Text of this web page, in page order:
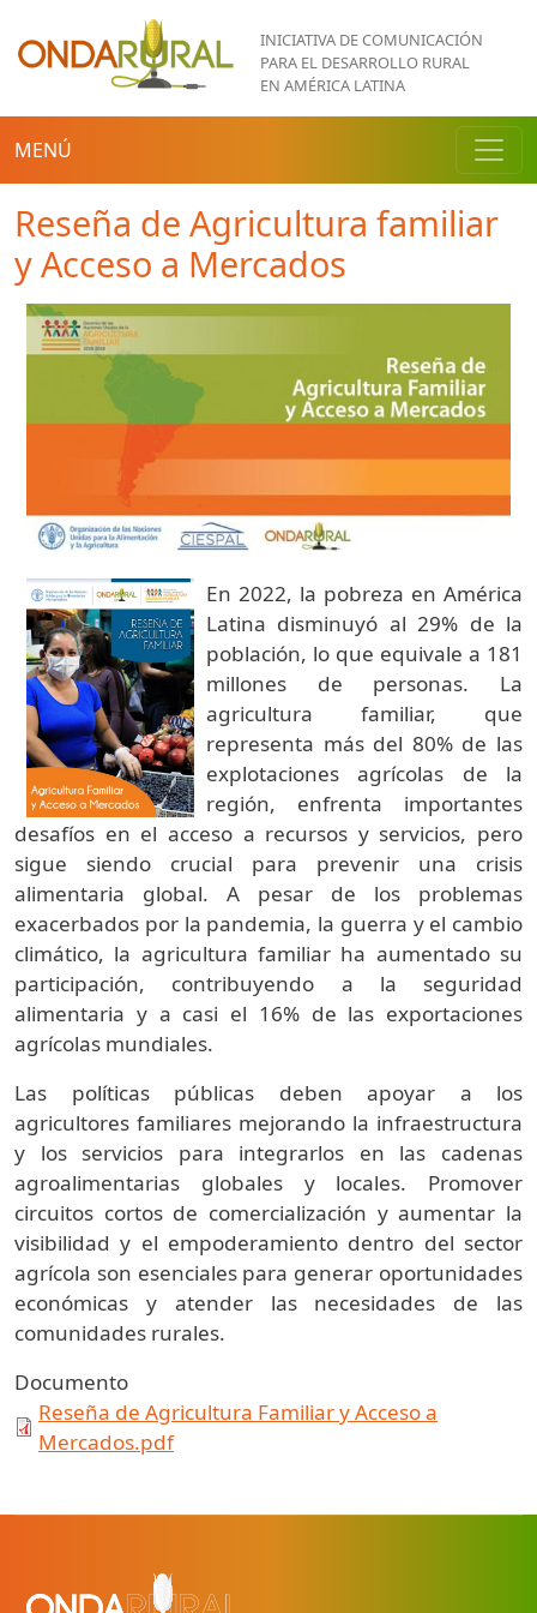
Pasar al contenido principal
INICIATIVA DE COMUNICACIÓN
PARA EL DESARROLLO RURAL
EN AMÉRICA LATINA
MENÚ
Reseña de Agricultura familiar
y Acceso a Mercados
En 2022, la pobreza en América
Latina disminuyó al 29% de la
población, lo que equivale a 181
millones de personas. La
agricultura familiar, que
representa más del 80% de las
explotaciones agrícolas de la
región, enfrenta importantes
desafíos en el acceso a recursos y servicios, pero
sigue siendo crucial para prevenir una crisis
alimentaria global. A pesar de los problemas
exacerbados por la pandemia, la guerra y el cambio
climático, la agricultura familiar ha aumentado su
participación, contribuyendo a la seguridad
alimentaria y a casi el 16% de las exportaciones
agrícolas mundiales.
Las políticas públicas deben apoyar a los
agricultores familiares mejorando la infraestructura
y los servicios para integrarlos en las cadenas
agroalimentarias globales y locales. Promover
circuitos cortos de comercialización y aumentar la
visibilidad y el empoderamiento dentro del sector
agrícola son esenciales para generar oportunidades
económicas y atender las necesidades de las
comunidades rurales.
Documento
Reseña de Agricultura Familiar y Acceso a
Mercados.pdf